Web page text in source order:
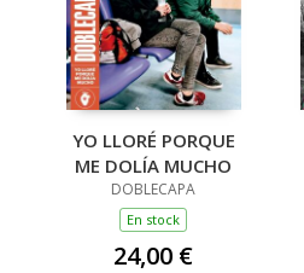
YO LLORÉ PORQUE
ME DOLÍA MUCHO
DOBLECAPA
En stock
24,00 €